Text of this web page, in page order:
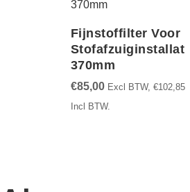
Fijnstoffilter Voor
Stofafzuiginstallatie
370mm
€85,00 Excl BTW, €102,85
Incl BTW.